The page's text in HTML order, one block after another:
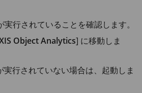
行されていることを確認します。
Object Analytics] に移動しま
実行されていない場合は、起動しま